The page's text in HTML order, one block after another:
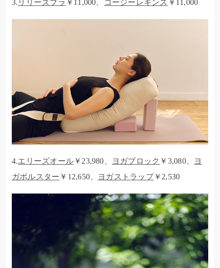
3. リリーズブラ ￥11,000、 コージーレギンス ￥11,000
4.エリーズオール ￥23,980、 ヨガブロック ￥3,080、
ヨ
ガボルスター ￥12,650、 ヨガストラップ￥2,530